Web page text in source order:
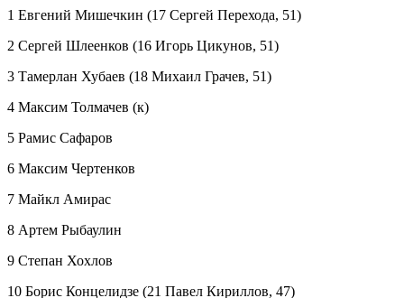
1 Евгений Мишечкин (17 Сергей Перехода, 51)
2 Сергей Шлеенков (16 Игорь Цикунов, 51)
3 Тамерлан Хубаев (18 Михаил Грачев, 51)
4 Максим Толмачев (к)
5 Рамис Сафаров
6 Максим Чертенков
7 Майкл Амирас
8 Артем Рыбаулин
9 Степан Хохлов
10 Борис Концелидзе (21 Павел Кириллов, 47)